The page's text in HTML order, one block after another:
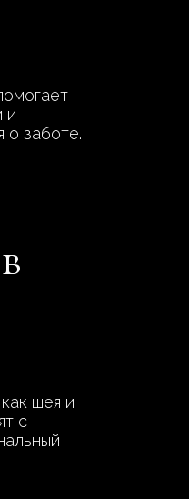
и
о заботе.
шея и
с